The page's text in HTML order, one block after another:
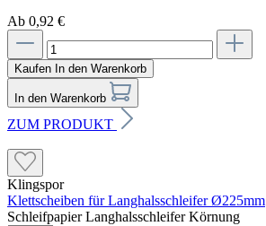
Ab 0,92 €
Kaufen In den Warenkorb
In den Warenkorb
ZUM PRODUKT
Klingspor
Klettscheiben für Langhalsschleifer Ø225mm
Schleifpapier Langhalsschleifer Körnung